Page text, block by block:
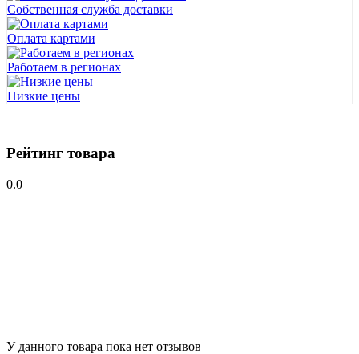
Собственная служба доставки
Оплата картами
Работаем в регионах
Низкие цены
Рейтинг товара
0.0
У данного товара пока нет отзывов